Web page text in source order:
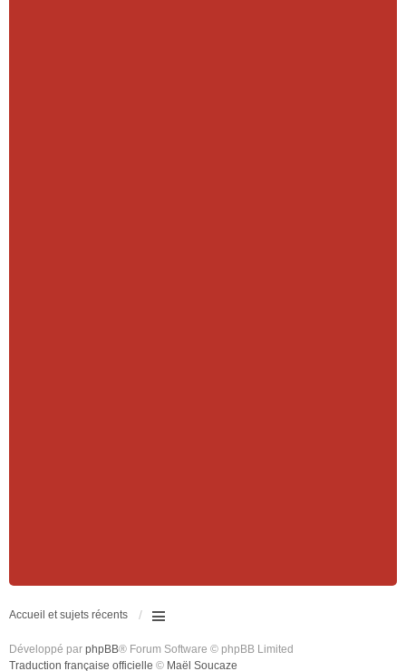
Accueil et sujets récents
Développé par phpBB® Forum Software © phpBB Limited
Traduction française officielle © Maël Soucaze